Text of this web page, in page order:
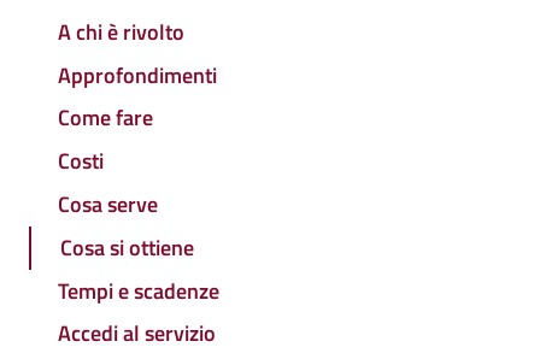
A chi è rivolto
Approfondimenti
Come fare
Costi
Cosa serve
Cosa si ottiene
Tempi e scadenze
Accedi al servizio